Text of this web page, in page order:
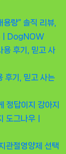
량” 솔직 리뷰,
ㅣDogNOW
후기, 믿고 사는
강아지
도그나우ㅣ
관절영양제 선택